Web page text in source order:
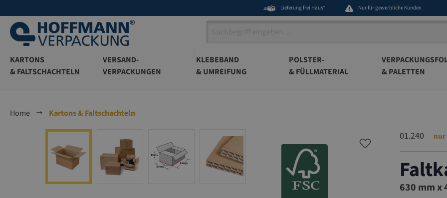
Lieferung frei Haus* Nur für gewerbliche Kunden
KARTONS
& FALTSCHACHTELN
VERSAND-
VERPACKUNGEN
KLEBEBAND
& UMREIFUNG
POLSTER-
& FÜLLMATERIAL
& PALETTEN
Home
Kartons & Faltschachteln
Bildergalerie überspringen
01.240 nur
01.240
630 mm x